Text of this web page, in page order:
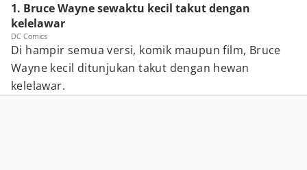
1. Bruce Wayne sewaktu kecil takut dengan
kelelawar
DC Comics
Di hampir semua versi, komik maupun film, Bruce
Wayne kecil ditunjukan takut dengan hewan
kelelawar.